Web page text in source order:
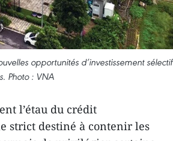
opportunités d’investissement sélectif
Photo : VNA
l’étau du crédit
strict destiné à contenir les